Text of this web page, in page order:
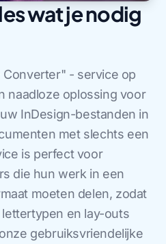
wat je nodig
Converter" - service op
naadloze oplossing voor
InDesign-bestanden in
met slechts een
is perfect voor
die hun werk in een
moeten delen, zodat
en lay-outs
gebruiksvriendelijke